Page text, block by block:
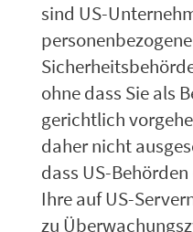
sind US-
ohne dass Sie als
gerichtlich
daher nicht
dass US-
Ihre auf US-
zu